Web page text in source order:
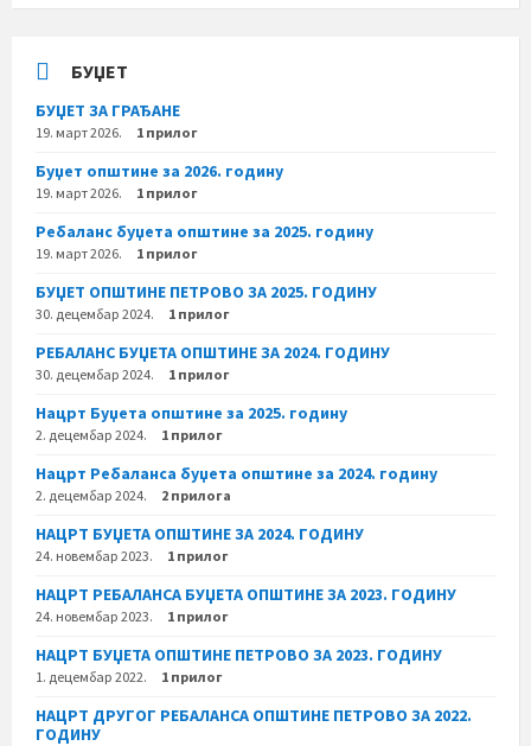
БУЏЕТ
БУЏЕТ ЗА ГРАЂАНЕ
19. март 2026. 1 прилог
Буџет општине за 2026. годину
19. март 2026. 1 прилог
Ребаланс буџета општине за 2025. годину
19. март 2026. 1 прилог
БУЏЕТ ОПШТИНЕ ПЕТРОВО ЗА 2025. ГОДИНУ
30. децембар 2024. 1 прилог
РЕБАЛАНС БУЏЕТА ОПШТИНЕ ЗА 2024. ГОДИНУ
30. децембар 2024. 1 прилог
Нацрт Буџета општине за 2025. годину
2. децембар 2024. 1 прилог
Нацрт Ребаланса буџета општине за 2024. годину
2. децембар 2024. 2 прилога
НАЦРТ БУЏЕТА ОПШТИНЕ ЗА 2024. ГОДИНУ
24. новембар 2023. 1 прилог
НАЦРТ РЕБАЛАНСА БУЏЕТА ОПШТИНЕ ЗА 2023. ГОДИНУ
24. новембар 2023. 1 прилог
НАЦРТ БУЏЕТА ОПШТИНЕ ПЕТРОВО ЗА 2023. ГОДИНУ
1. децембар 2022. 1 прилог
НАЦРТ ДРУГОГ РЕБАЛАНСА ОПШТИНЕ ПЕТРОВО ЗА 2022.
ГОДИНУ